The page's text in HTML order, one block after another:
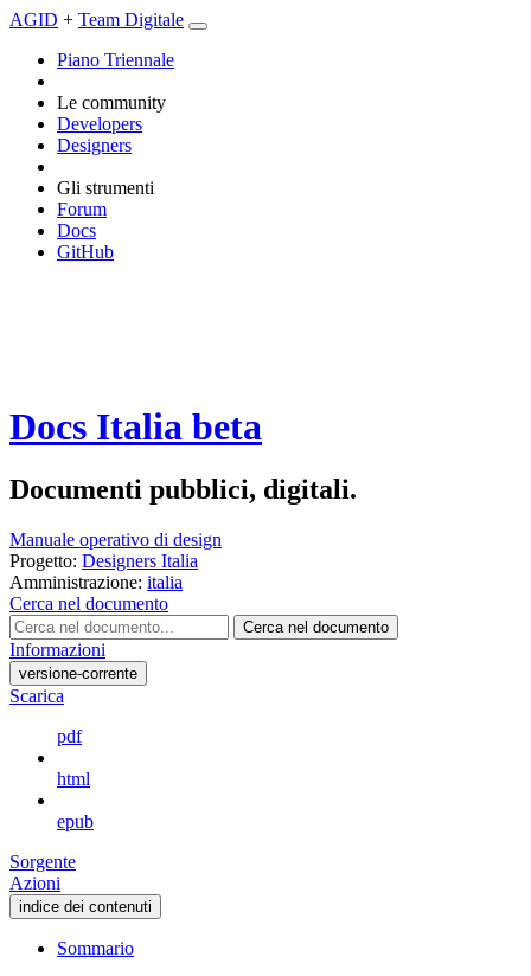
AGID + Team Digitale
Piano Triennale
Le community
Developers
Designers
Gli strumenti
Forum
Docs
GitHub
Docs Italia beta
Documenti pubblici, digitali.
Manuale operativo di design
Progetto: Designers Italia
Amministrazione: italia
Cerca nel documento
Cerca nel documento
Informazioni
versione-corrente
Scarica
pdf
html
epub
Sorgente
Azioni
indice dei contenuti
Sommario